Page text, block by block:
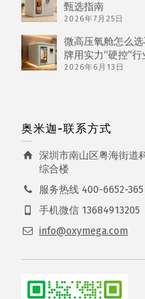
甄选指南
2026年7月25日
微高压氧舱怎么
牌用实力“硬控”行
2026年6月13日
奥米迦-联系方式
深圳市南山区粤海街道
综合楼
服务热线 400-6652-365
手机微信 13684913205
info@oxymega.com